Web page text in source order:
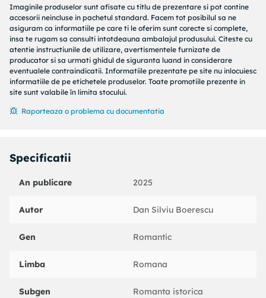
limite si fara reguli a facut ravagii emotionale si nu numai.
S-a suferit si s-a murit din dragoste, s-a dat curs tuturor
pornirilor patimase si s-au comis felurite atentate la
pudoare, dupa cum au urmat sacrificii inimaginabile si
tragedii care au bulversat opinia publica, rascolind
subconstientul colectiv si facand istoria sa fie citita altfel…
Imaginile produselor sunt afisate cu titlu de prezentare si pot contine
accesorii neincluse in pachetul standard. Facem tot posibilul sa ne
asiguram ca informatiile pe care ti le oferim sunt corecte si complete,
insa te rugam sa consulti intotdeauna ambalajul produsului. Citeste cu
atentie instructiunile de utilizare, avertismentele furnizate de
producator si sa urmati ghidul de siguranta luand in considerare
eventualele contraindicatii. Informatiile prezentate pe site nu inlocuiesc
informatiile de pe etichetele produselor. Toate promotiile prezente in
site sunt valabile în limita stocului.
Raporteaza o problema cu documentatia
Specificatii
An publicare 2025
Autor Dan Silviu Boerescu
Gen Romantic
Limba Romana
Subgen Romanta istorica